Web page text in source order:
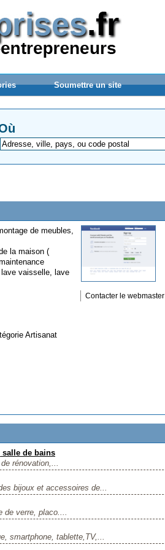
Soumettre un site
de meubles,
la maison (
vaisselle, lave
Artisanat
Contacter le webmaster
salle de bains
rénovation,...
bijoux et accessoires de...
de verre, placo....
smartphone, tablette,TV,...